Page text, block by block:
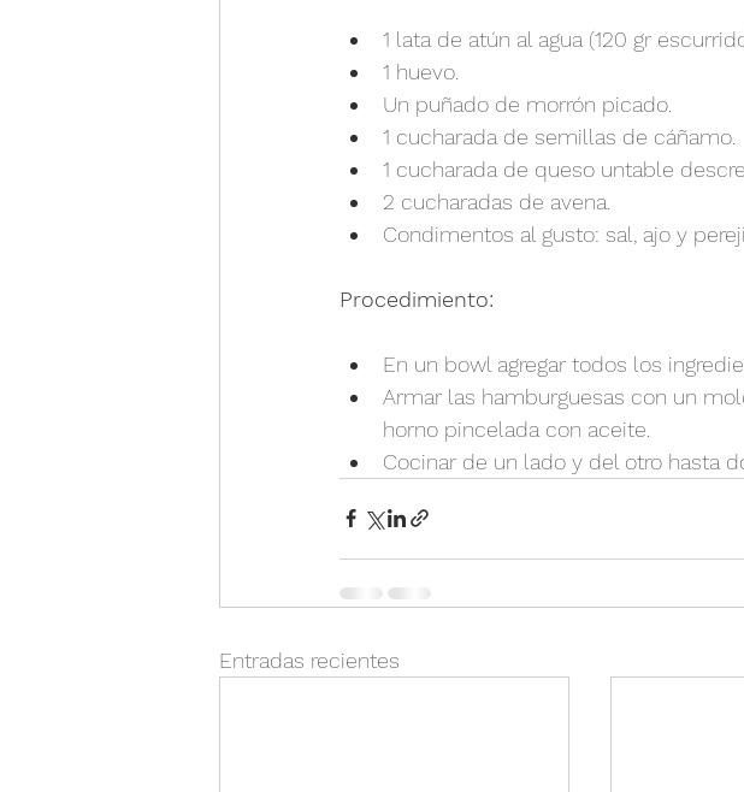
1 lata de atún al agua (120 gr
1 huevo.
Un puñado de morrón picado.
1 cucharada de semillas de cáñamo.
1 cucharada de queso untable
2 cucharadas de avena.
Condimentos al gusto: sal, ajo y
Procedimiento:
En un bowl agregar todos los
Armar las hamburguesas con un
horno pincelada con aceite.
Cocinar de un lado y del otro hasta
Entradas recientes